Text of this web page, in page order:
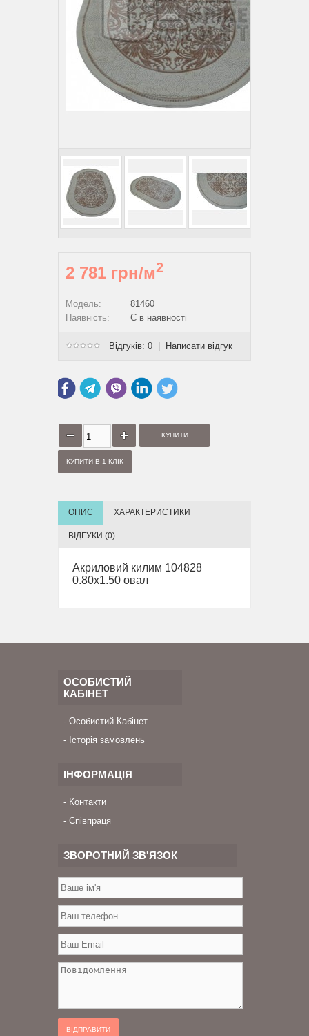
2 781 грн/м2
Модель:
81460
Наявність:
Є в наявності
Відгуків: 0 Написати відгук
КУПИТИ В 1 КЛІК
ОПИС ХАРАКТЕРИСТИКИ
ВІДГУКИ (0)
Акриловий килим 104828
0.80x1.50 овал
ОСОБИСТИЙ
КАБІНЕТ
Особистий Кабінет
Історія замовлень
ІНФОРМАЦІЯ
Контакти
Співпраця
ЗВОРОТНИЙ ЗВ'ЯЗОК
ВІДПРАВИТИ